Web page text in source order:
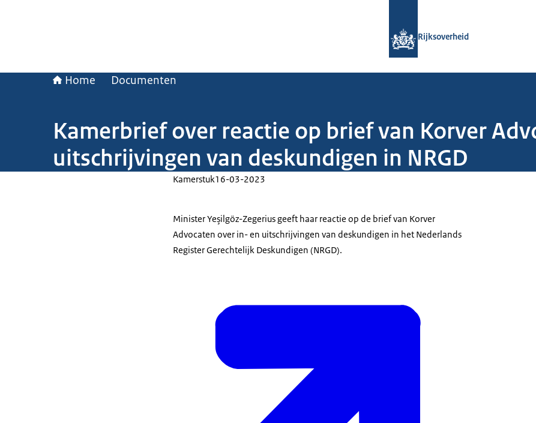
Rijksoverheid
Home Documenten
Kamerbrief over reactie op brief van Korver
uitschrijvingen van deskundigen in NRGD
Kamerstuk16-03-2023
Minister Yeşilgöz-Zegerius geeft haar reactie op de brief van Korver
Advocaten over in- en uitschrijvingen van deskundigen in het Nederlands
Register Gerechtelijk Deskundigen (NRGD).